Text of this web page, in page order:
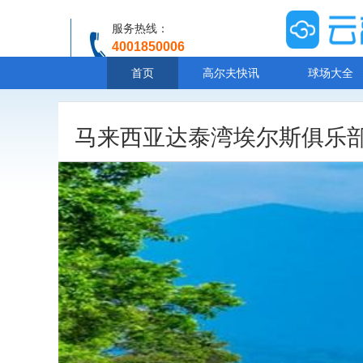
服务热线：
4001850006
首页 高尔夫快讯 球场大全
马来西亚达泰湾埃尔斯俱乐